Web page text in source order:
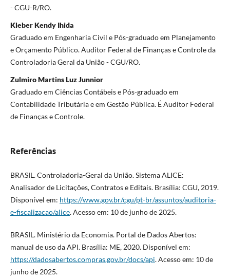
- CGU-R/RO.
Kleber Kendy Ihida
Graduado em Engenharia Civil e Pós-graduado em Planejamento
e Orçamento Público. Auditor Federal de Finanças e Controle da
Controladoria Geral da União - CGU/RO.
Zulmiro Martins Luz Junnior
Graduado em Ciências Contábeis e Pós-graduado em
Contabilidade Tributária e em Gestão Pública. É Auditor Federal
de Finanças e Controle.
Referências
BRASIL. Controladoria-Geral da União. Sistema ALICE:
Analisador de Licitações, Contratos e Editais. Brasília: CGU, 2019.
Disponível em: https://www.gov.br/cgu/pt-br/assuntos/auditoria-
e-fiscalizacao/alice. Acesso em: 10 de junho de 2025.
BRASIL. Ministério da Economia. Portal de Dados Abertos:
manual de uso da API. Brasília: ME, 2020. Disponível em:
https://dadosabertos.compras.gov.br/docs/api. Acesso em: 10 de
junho de 2025.